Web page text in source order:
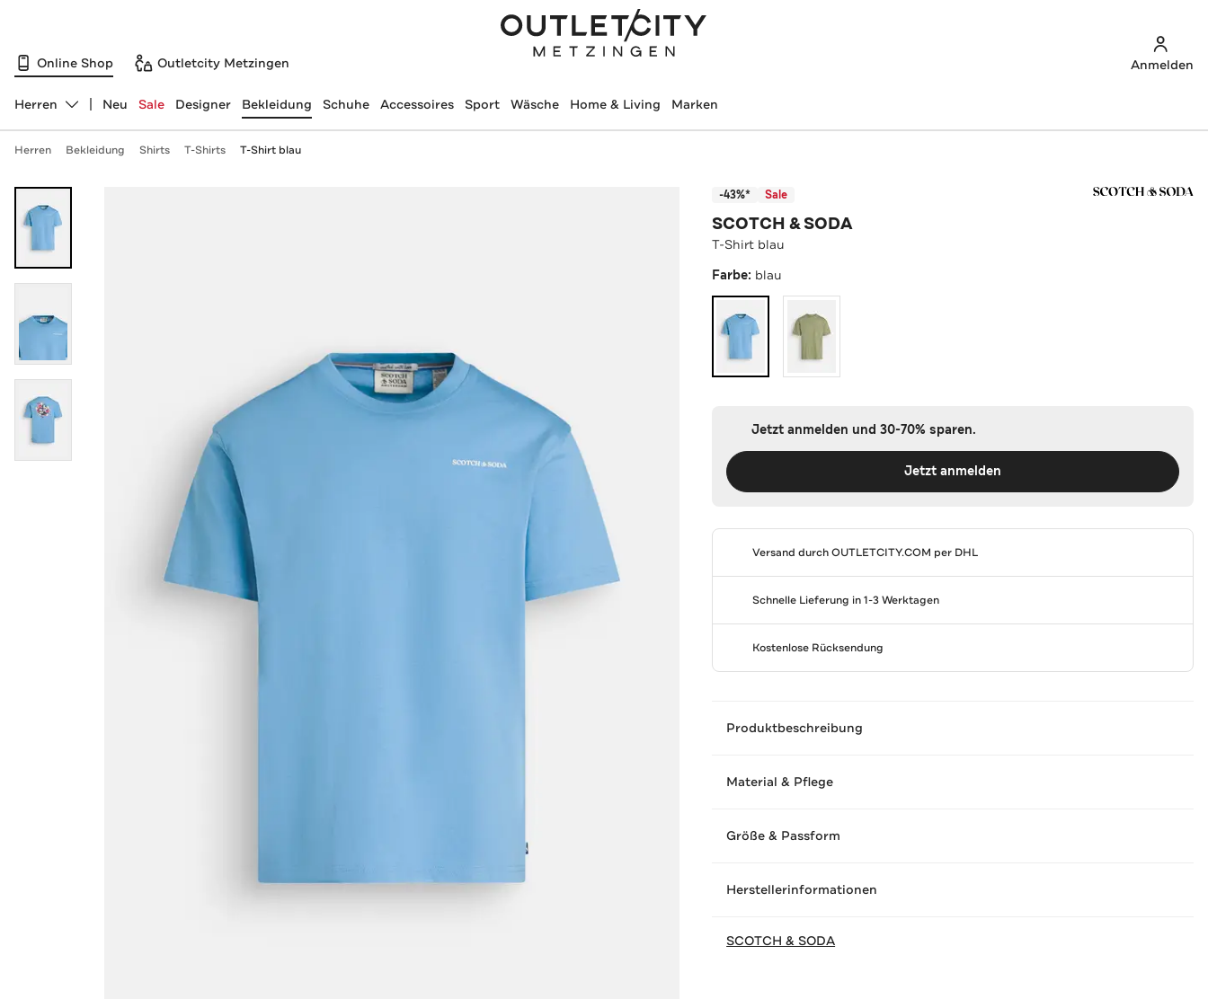
Online Shop Outletcity Metzingen Anmelden
Abteilung ändern, ausgewählt:
Herren Neu Sale Designer Bekleidung Schuhe Accessoires Sport Wäsche Home & Living Marken
Herren Bekleidung Shirts T-Shirts T-Shirt blau
-43%* Sale
SCOTCH & SODA
T-Shirt blau
Farbe: blau
Jetzt anmelden und 30-70% sparen.
Jetzt anmelden
Versand durchOUTLETCITY.COM per DHL
Schnelle Lieferung in 1-3 Werktagen
Kostenlose Rücksendung
Produktbeschreibung
Material & Pflege
Größe & Passform
Herstellerinformationen
SCOTCH & SODA